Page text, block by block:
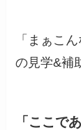
「まぁこ
の見学&補
「ここで